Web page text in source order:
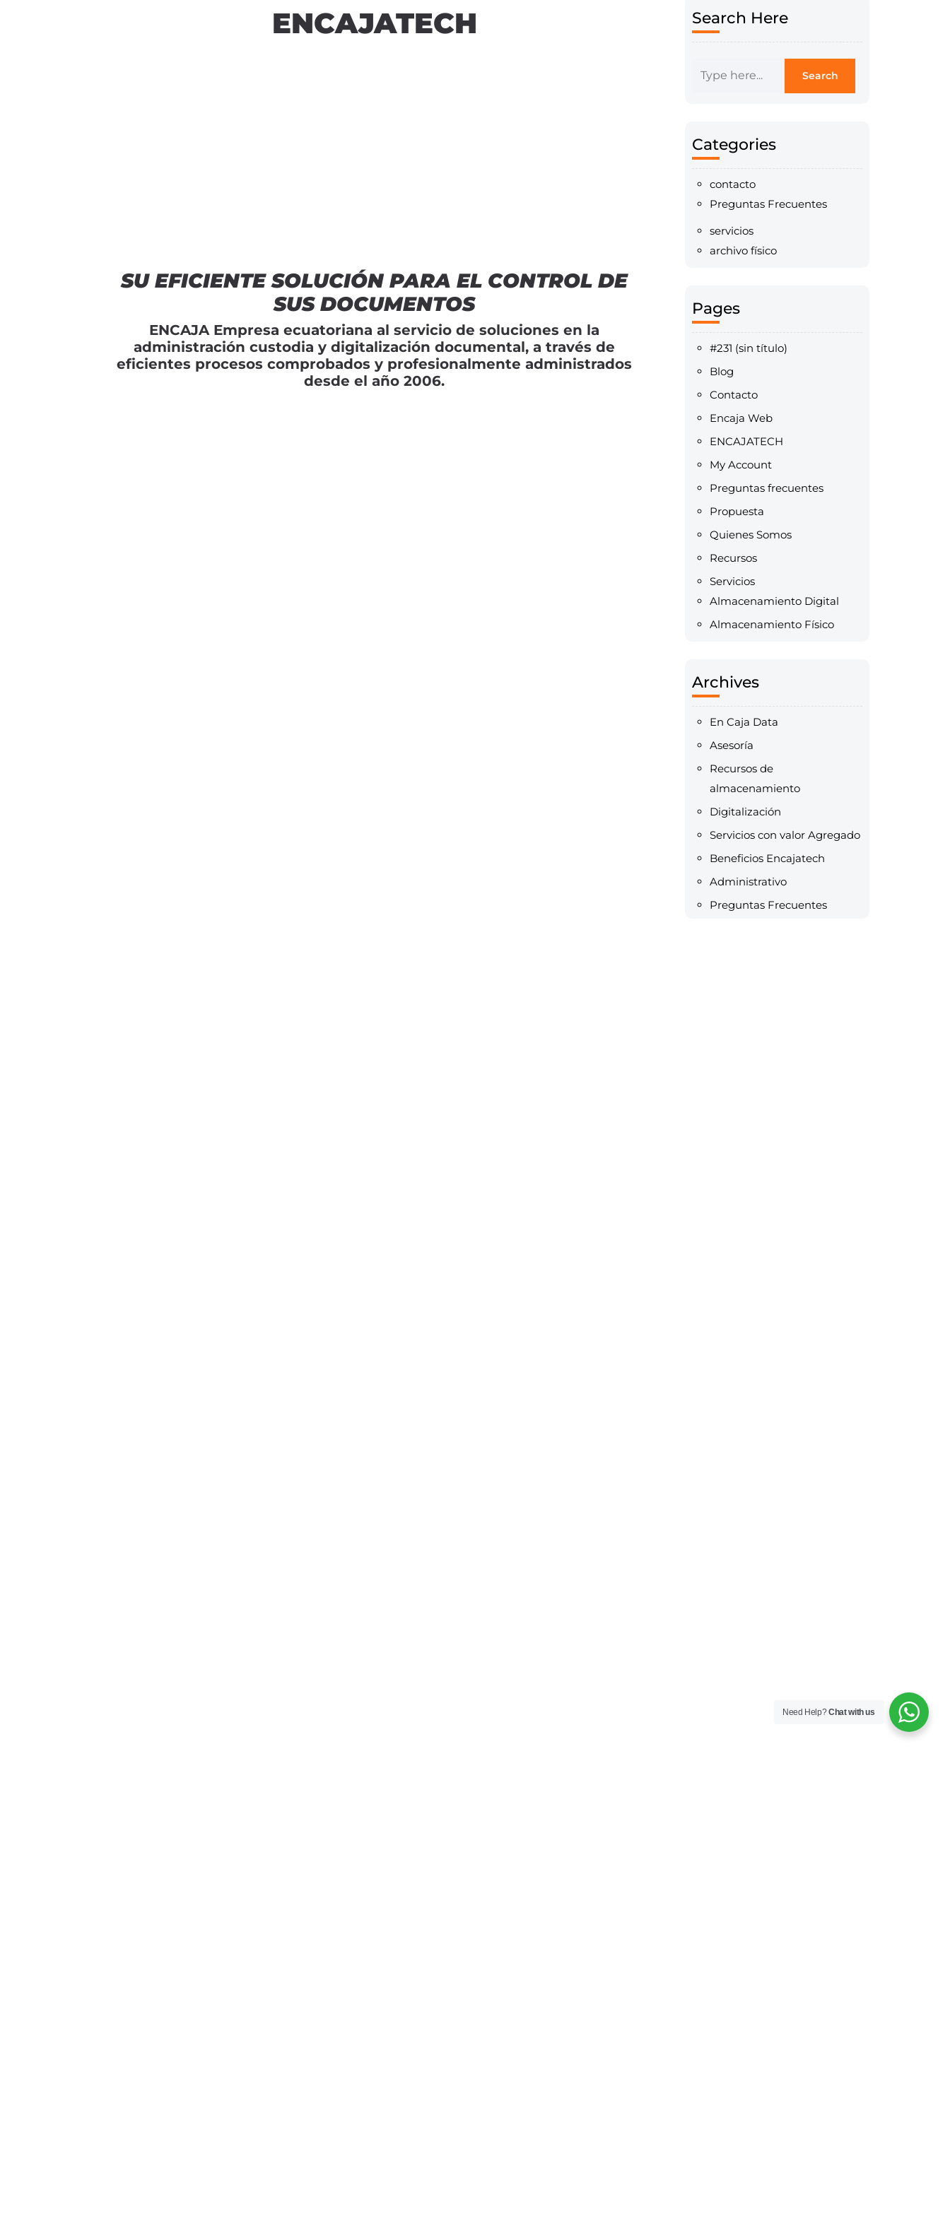
ENCAJATECH
SU EFICIENTE SOLUCIÓN PARA EL CONTROL DE
SUS DOCUMENTOS
ENCAJA Empresa ecuatoriana al servicio de soluciones en la
administración custodia y digitalización documental, a través de
eficientes procesos comprobados y profesionalmente administrados
desde el año 2006.
Search Here
Categories
contacto
Preguntas Frecuentes
servicios
archivo físico
Pages
#231 (sin título)
Blog
Contacto
Encaja Web
ENCAJATECH
My Account
Preguntas frecuentes
Propuesta
Quienes Somos
Recursos
Servicios
Almacenamiento Digital
Almacenamiento Físico
Archives
En Caja Data
Asesoría
Recursos de
almacenamiento
Digitalización
Servicios con valor Agregado
Beneficios Encajatech
Administrativo
Preguntas Frecuentes
Need Help?Chat with us